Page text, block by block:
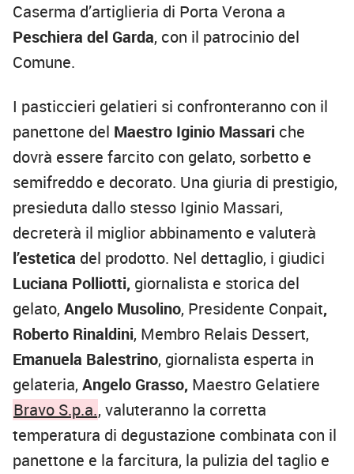
Caserma d’artiglieria di Porta Verona a
Peschiera del Garda, con il patrocinio del
Comune.
I pasticcieri gelatieri si confronteranno con il
panettone del Maestro Iginio Massari che
dovrà essere farcito con gelato, sorbetto e
semifreddo e decorato. Una giuria di prestigio,
presieduta dallo stesso Iginio Massari,
decreterà il miglior abbinamento e valuterà
l’estetica del prodotto. Nel dettaglio, i giudici
Luciana Polliotti, giornalista e storica del
gelato, Angelo Musolino, Presidente Conpait,
Roberto Rinaldini, Membro Relais Dessert,
Emanuela Balestrino, giornalista esperta in
gelateria, Angelo Grasso, Maestro Gelatiere
Bravo S.p.a., valuteranno la corretta
temperatura di degustazione combinata con il
panettone e la farcitura, la pulizia del taglio e